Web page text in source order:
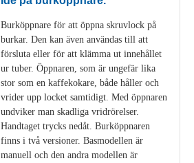
Burköppnare för att öppna skruvlock på
burkar. Den kan även användas till att
försluta eller för att klämma ut innehållet
ur tuber. Öppnaren, som är ungefär lika
stor som en kaffekokare, både håller och
vrider upp locket samtidigt. Med öppnaren
undviker man skadliga vridrörelser.
Handtaget trycks nedåt. Burköppnaren
finns i två versioner. Basmodellen är
manuell och den andra modellen är